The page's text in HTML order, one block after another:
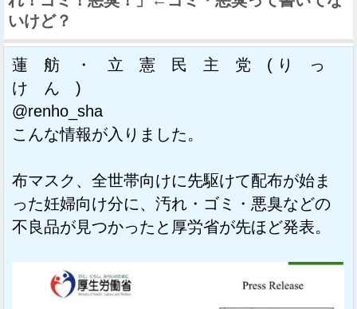
いけど？
蓮 舫 ・ 立 憲 民 主 党 ( り っ
け ん )
@renho_sha
こんな情報が入りました。
布マスク、全世帯向けに先駆けて配布が始ま
った妊婦向け分に、汚れ・ゴミ・悪臭などの
不良品が見つかったと厚労省が先ほど発表。